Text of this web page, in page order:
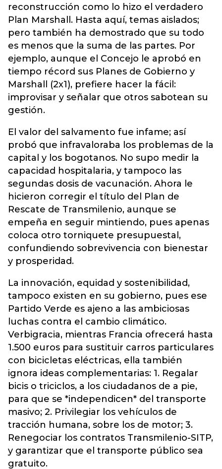
reconstrucción como lo hizo el verdadero
Plan Marshall. Hasta aquí, temas aislados;
pero también ha demostrado que su todo
es menos que la suma de las partes. Por
ejemplo, aunque el Concejo le aprobó en
tiempo récord sus Planes de Gobierno y
Marshall (2x1), prefiere hacer la fácil:
improvisar y señalar que otros sabotean su
gestión.
El valor del salvamento fue infame; así
probó que infravaloraba los problemas de la
capital y los bogotanos. No supo medir la
capacidad hospitalaria, y tampoco las
segundas dosis de vacunación. Ahora le
hicieron corregir el título del Plan de
Rescate de Transmilenio, aunque se
empeña en seguir mintiendo, pues apenas
coloca otro torniquete presupuestal,
confundiendo sobrevivencia con bienestar
y prosperidad.
La innovación, equidad y sostenibilidad,
tampoco existen en su gobierno, pues ese
Partido Verde es ajeno a las ambiciosas
luchas contra el cambio climático.
Verbigracia, mientras Francia ofrecerá hasta
1.500 euros para sustituir carros particulares
con bicicletas eléctricas, ella también
ignora ideas complementarias: 1. Regalar
bicis o triciclos, a los ciudadanos de a pie,
para que se *independicen* del transporte
masivo; 2. Privilegiar los vehículos de
tracción humana, sobre los de motor; 3.
Renegociar los contratos Transmilenio-SITP,
y garantizar que el transporte público sea
gratuito.